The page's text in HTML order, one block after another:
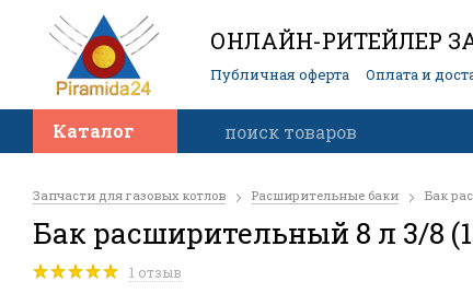
ОНЛАЙН-РИТЕЙЛЕР
Публичная оферта Оплата и
Каталог
Запчасти для газовых котлов Расширительные баки Бак
Бак расширительный 8 л 3/8
1 отзыв